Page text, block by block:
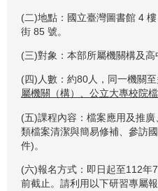
(二)地點：國立臺灣圖書館 4
街 85 號。
(三)對象：本部所屬機關構及高
(四)人數：約80人，同一機關至
屬機關（構）、公立大專校院
(五)課程內容：檔案應用及推
類檔案清潔與簡易修補、參訪
件)。
(六)報名方式：即日起至112年
前截止。請利用以下研習專屬